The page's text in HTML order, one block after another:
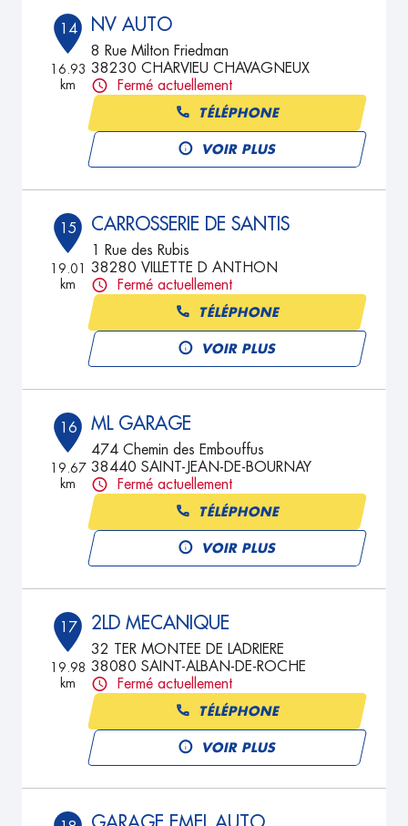
14
16.93
km
NV AUTO
8 Rue Milton Friedman
38230 CHARVIEU CHAVAGNEUX
Fermé actuellement
TÉLÉPHONE
VOIR PLUS
15
19.01
km
CARROSSERIE DE SANTIS
1 Rue des Rubis
38280 VILLETTE D ANTHON
Fermé actuellement
TÉLÉPHONE
VOIR PLUS
16
19.67
km
ML GARAGE
474 Chemin des Embouffus
38440 SAINT-JEAN-DE-BOURNAY
Fermé actuellement
TÉLÉPHONE
VOIR PLUS
17
19.98
km
2LD MECANIQUE
32 TER MONTEE DE LADRIERE
38080 SAINT-ALBAN-DE-ROCHE
Fermé actuellement
TÉLÉPHONE
VOIR PLUS
GARAGE EMEL AUTO